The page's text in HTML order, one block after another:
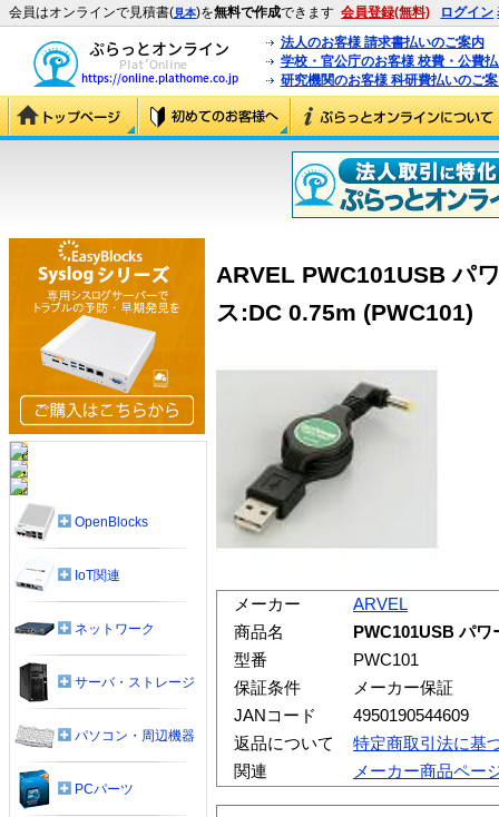
会員はオンラインで見積書(見本)を無料で作成できます 会員登録(無料) ログイン
法人のお客様 請求書払いのご案内
学校・官公庁のお客様 校費・公費
研究機関のお客様 科研費払いのご
ARVEL PWC101USB パ
ス:DC 0.75m (PWC101)
メーカー
ARVEL
商品名
PWC101USB パ
型番
PWC101
保証条件
メーカー保証
JANコード
4950190544609
返品について
特定商取引法に基
関連
メーカー商品ペー
OpenBlocks
IoT関連
ネットワーク
サーバ・ストレージ
パソコン・周辺機器
PCパーツ